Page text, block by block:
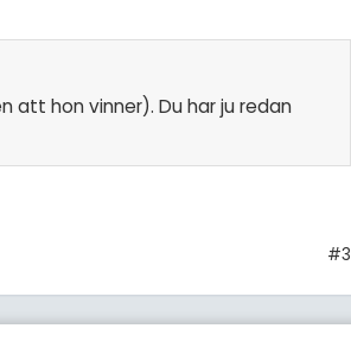
att hon vinner). Du har ju redan
#3